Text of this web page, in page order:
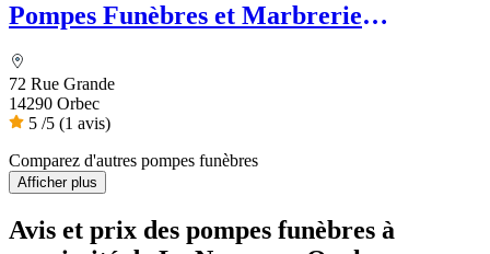
Pompes Funèbres et Marbrerie
72 Rue Grande
14290 Orbec
5 /5 (1 avis)
Comparez d'autres pompes funèbres
Afficher plus
Avis et prix des pompes funèbres à